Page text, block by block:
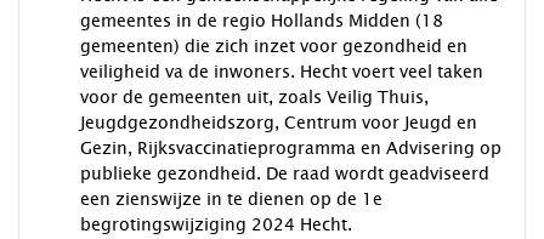
gemeentes in de regio Hollands Midden (18
gemeenten) die zich inzet voor gezondheid en
veiligheid va de inwoners. Hecht voert veel taken
voor de gemeenten uit, zoals Veilig Thuis,
Jeugdgezondheidszorg, Centrum voor Jeugd en
Gezin, Rijksvaccinatieprogramma en Advisering op
publieke gezondheid. De raad wordt geadviseerd
een zienswijze in te dienen op de 1e
begrotingswijziging 2024 Hecht.